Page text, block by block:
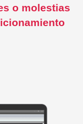
o molestias